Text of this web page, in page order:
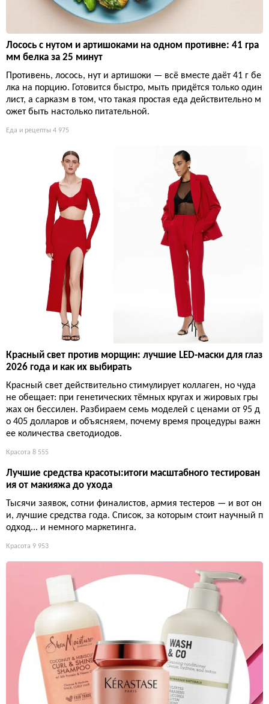
Лосось с нутом и артишоками на одном противне: 41 гра
мм белка за 25 минут
Противень, лосось, нут и артишоки — всё вместе даёт 41 г бе
лка на порцию. Готовится быстро, мыть придётся только один
лист, а сарказм в том, что такая простая еда действительно м
ожет быть настолько питательной.
Еда и рецепты 4 975
Красный свет против морщин: лучшие LED-маски для глаз
2026 года и как их выбирать
Красный свет действительно стимулирует коллаген, но чуда
не обещает: при генетических тёмных кругах и жировых гры
жах он бессилен. Разбираем семь моделей с ценами от 95 д
о 405 долларов и объясняем, почему время процедуры важн
ее количества светодиодов.
Красота 8 555
Лучшие средства красоты:итоги масштабного тестирован
ия от макияжа до ухода
Тысячи заявок, сотни финалистов, армия тестеров — и вот он
и, лучшие средства года. Список, за которым стоит научный п
одход... и немного маркетинга.
Красота 9 953